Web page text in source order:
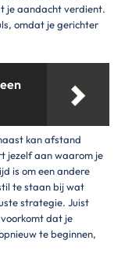
je aandacht verdient.
omdat je gerichter
kan afstand
jezelf aan waarom je
is om een andere
te staan bij wat
strategie. Juist
dat je
te beginnen,